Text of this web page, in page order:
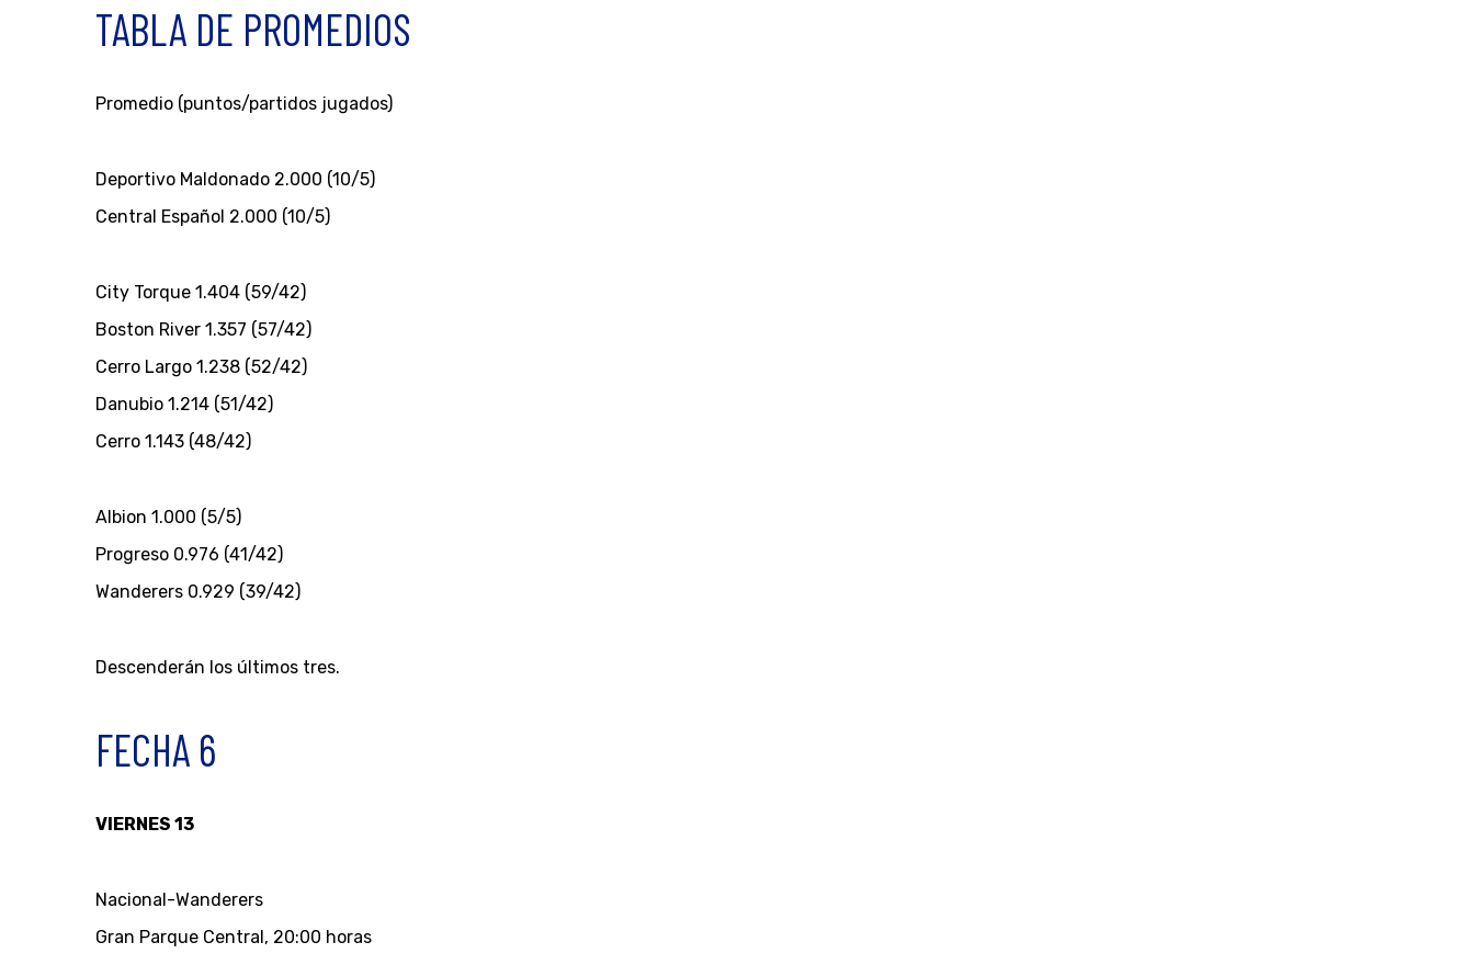
TABLA DE PROMEDIOS
Promedio (puntos/partidos jugados)
Deportivo Maldonado 2.000 (10/5)
Central Español 2.000 (10/5)
City Torque 1.404 (59/42)
Boston River 1.357 (57/42)
Cerro Largo 1.238 (52/42)
Danubio 1.214 (51/42)
Cerro 1.143 (48/42)
Albion 1.000 (5/5)
Progreso 0.976 (41/42)
Wanderers 0.929 (39/42)
Descenderán los últimos tres.
FECHA 6
VIERNES 13
Nacional-Wanderers
Gran Parque Central, 20:00 horas